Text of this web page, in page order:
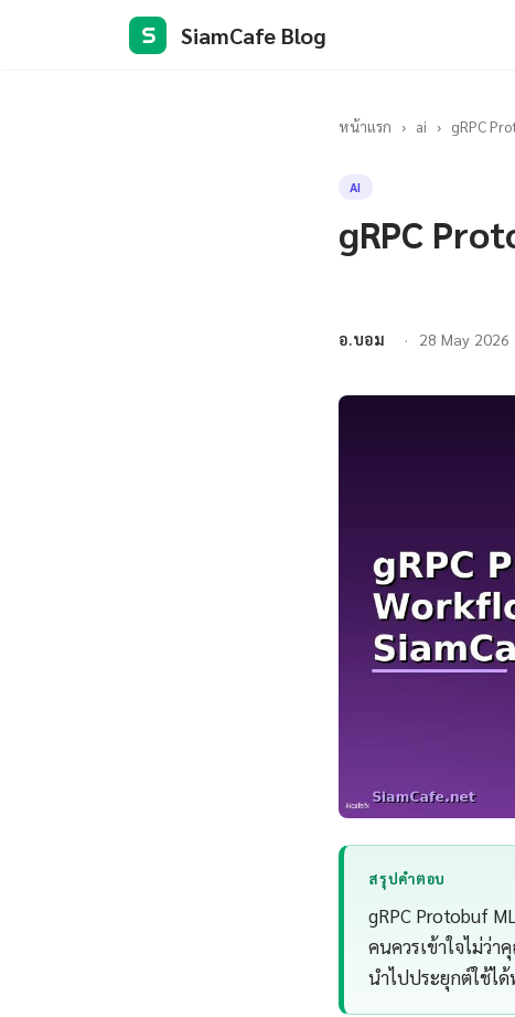
S SiamCafe Blog
หน้าแรก › ai › gRPC
AI
gRPC
อ.บอม 28 May 2026
สรุปคำตอบ
gRPC Protobuf
คนควรเข้าใจไม่ว่
นำไปประยุกต์ใช้ไ